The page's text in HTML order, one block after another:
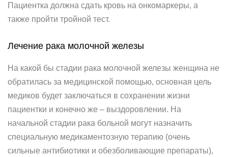
Пациентка должна сдать кровь на онкомаркеры, а
также пройти тройной тест.
Лечение рака молочной железы
На какой бы стадии рака молочной железы женщина не
обратилась за медицинской помощью, основная цель
медиков будет заключаться в сохранении жизни
пациентки и конечно же – выздоровлении. На
начальной стадии рака больной могут назначить
специальную медикаментозную терапию (очень
сильные антибиотики и обезболивающие препараты),